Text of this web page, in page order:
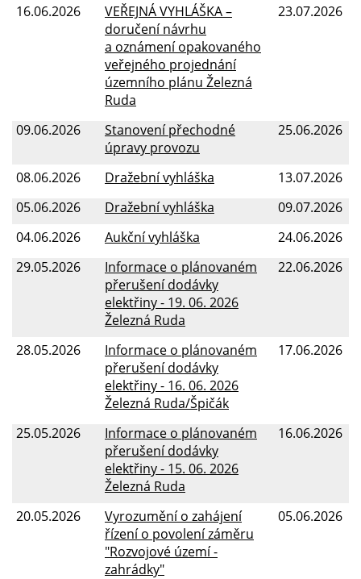
16.06.2026
23.07.2026
VEŘEJNÁ VYHLÁŠKA –
doručení návrhu
a oznámení opakovaného
veřejného projednání
územního plánu Železná
Ruda
09.06.2026
25.06.2026
Stanovení přechodné
úpravy provozu
08.06.2026
13.07.2026
Dražební vyhláška
05.06.2026
09.07.2026
Dražební vyhláška
04.06.2026
24.06.2026
Aukční vyhláška
29.05.2026
22.06.2026
Informace o plánovaném
přerušení dodávky
elektřiny - 19. 06. 2026
Železná Ruda
28.05.2026
17.06.2026
Informace o plánovaném
přerušení dodávky
elektřiny - 16. 06. 2026
Železná Ruda/Špičák
25.05.2026
16.06.2026
Informace o plánovaném
přerušení dodávky
elektřiny - 15. 06. 2026
Železná Ruda
20.05.2026
05.06.2026
Vyrozumění o zahájení
řízení o povolení záměru
"Rozvojové území -
zahrádky"